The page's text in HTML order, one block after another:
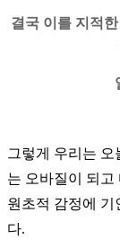
결국 이를 지적
그렇게 우리는 오
는 오바질이 되고
원초적 감정에 기
다.